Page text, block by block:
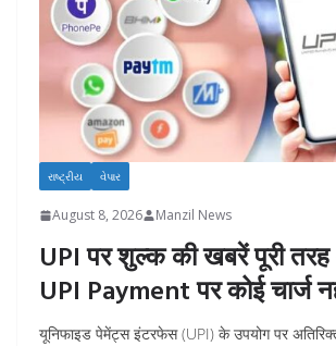
રાષ્ટ્રીય વેપાર
August 8, 2026 Manzil News
UPI पर शुल्क की खबरें पूरी
UPI Payment पर कोई चार्ज
यूनिफाइड पेमेंट्स इंटरफेस (UPI) के उपयोग पर